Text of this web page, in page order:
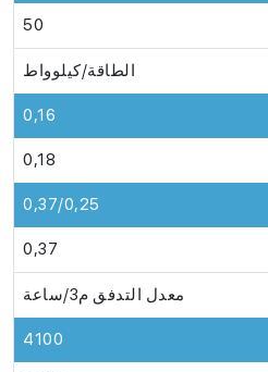
50
الطاقة/كيلوواط
0,16
0,18
0,37/0,25
0,37
معدل التدفق م3/ساعة
4100